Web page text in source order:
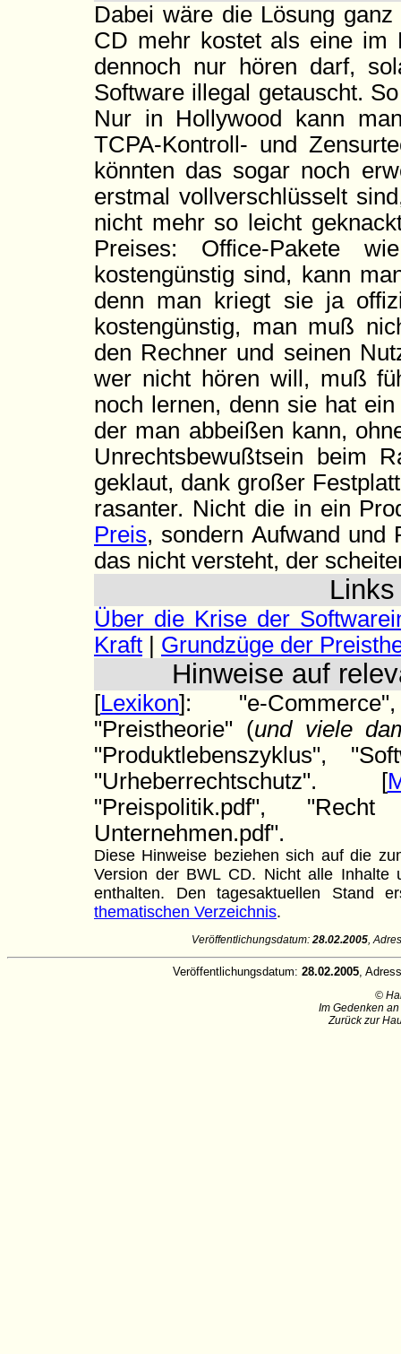
Dabei wäre die Lösung
CD mehr kostet als eine im
dennoch nur hören darf,
Software illegal getauscht.
Nur in Hollywood kann
TCPA-Kontroll- und
könnten das sogar noch
erstmal vollverschlüsselt
nicht mehr so leicht
Preises: Office-Pakete
kostengünstig sind, kann
denn man kriegt sie ja
kostengünstig, man muß
den Rechner und seinen
wer nicht hören will, muß
noch lernen, denn sie hat
der man abbeißen kann,
Unrechtsbewußtsein beim
geklaut, dank großer
rasanter. Nicht die in ein
Preis, sondern Aufwand und
das nicht versteht, der
Über die Krise der
Kraft
Grundzüge der
Hinweise auf
[Lexikon]: "e-
"Preistheorie" (und viele
"Produktlebenszyklus",
"Urheberrechtschutz". [
"Preispolitik.pdf",
Unternehmen.pdf".
Diese Hinweise beziehen sich auf die
Version der BWL CD. Nicht alle Inhalte
enthalten. Den tagesaktuellen Stand
thematischen Verzeichnis.
Veröffentlichungsdatum:28.02.2005,
Veröffentlichungsdatum: 28.02.2005 ,
©
Im Gedenken
Zurück zur